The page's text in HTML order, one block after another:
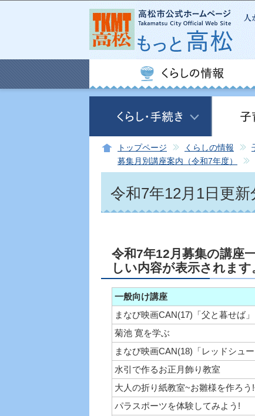
トップページ くらしの情報
募集月別講座案内（令和7年度）
令和7年12月1日更新
令和7年12月募集の講座
しい内容が表示されます
一般向け講座
まなび映画CAN(17)「父と暮せば」
菊池 寛を学ぶ
まなび映画CAN(18)「レッドシュー
水引で作るお正月飾り教
大人の折り紙教室~お雛様を作ろう
パラスポーツを体験してみよう!